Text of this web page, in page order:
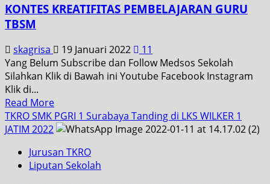
KONTES KREATIFITAS PEMBELAJARAN GURU
TBSM
skagrisa 19 Januari 2022
11
Yang Belum Subscribe dan Follow Medsos Sekolah
Silahkan Klik di Bawah ini Youtube Facebook Instagram
Klik di...
Read More
TKRO SMK PGRI 1 Surabaya Tanding di LKS WILKER 1
JATIM 2022
Jurusan TKRO
Liputan Sekolah